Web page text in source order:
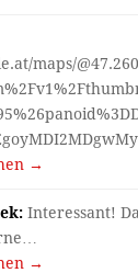
maps/
→
Interessant!
→